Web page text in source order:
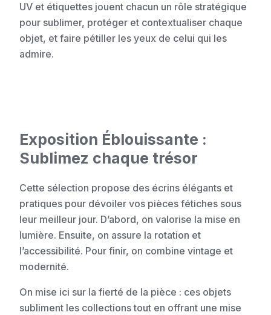
UV et étiquettes jouent chacun un rôle stratégique
pour sublimer, protéger et contextualiser chaque
objet, et faire pétiller les yeux de celui qui les
admire.
Exposition Éblouissante :
Sublimez chaque trésor
Cette sélection propose des écrins élégants et
pratiques pour dévoiler vos pièces fétiches sous
leur meilleur jour. D’abord, on valorise la mise en
lumière. Ensuite, on assure la rotation et
l’accessibilité. Pour finir, on combine vintage et
modernité.
On mise ici sur la fierté de la pièce : ces objets
subliment les collections tout en offrant une mise